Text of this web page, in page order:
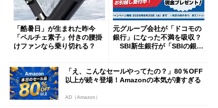
「酷暑日」が生まれた昨今
「ペルチェ素子」付きの腰掛
けファンなら乗り切れる？
元グループ会社が「ドコモの
銀行」になった不満を吸収？
SBI新生銀行が「SBIの銀
開催
「え、こんなセールやってたの？」80％OFF
以上が続々登場！Amazonの本気が凄すぎる
AD（Amazon）